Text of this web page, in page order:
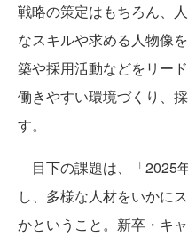
戦略の策定はもちろん、
なスキルや求める人物像
築や採用活動などをリー
働きやすい環境づくり、
す。
目下の課題は、「2025
し、多様な人材をいかに
かということ。新卒・キ